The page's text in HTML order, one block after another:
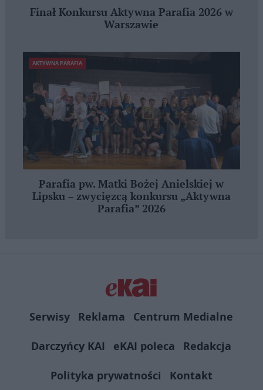
Finał Konkursu Aktywna Parafia 2026 w
Warszawie
AKTYWNA PARAFIA
Parafia pw. Matki Bożej Anielskiej w
Lipsku – zwycięzcą konkursu „Aktywna
Parafia” 2026
Serwisy Reklama
Centrum Medialne
Darczyńcy KAI
eKAI poleca
Redakcja
Polityka prywatności
Kontakt